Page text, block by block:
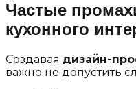
Частые
кухонного
Создавая дизайн-
важно не допустить